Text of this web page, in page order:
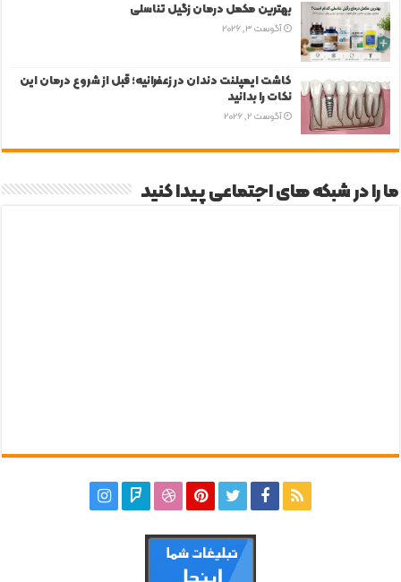
بهترین مکمل درمان زگیل تناسلی
آگوست 3, 2026
کاشت ایمپلنت دندان در زعفرانیه؛ قبل از شروع درمان این
نکات را بدانید
آگوست 2, 2026
ما را در شبکه های اجتماعی پیدا کنید